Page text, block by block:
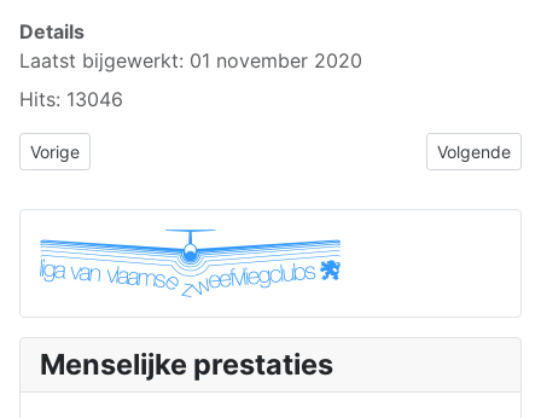
Details
Laatst bijgewerkt: 01 november 2020
Hits: 13046
Vorig artikel: 2.3.2 Het centrale besluitvormingskanaal
Vorige Volgende
Volgende
Menselijke prestaties